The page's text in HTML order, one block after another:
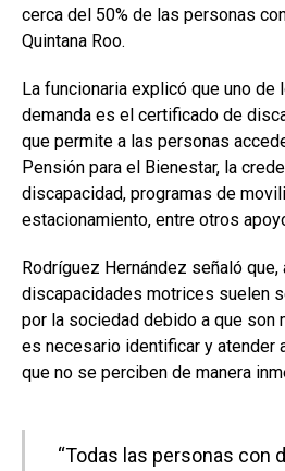
cerca del 50% de las personas
Quintana Roo.
La funcionaria explicó que uno de
demanda es el certificado de
que permite a las personas
Pensión para el Bienestar, la
discapacidad, programas de
estacionamiento, entre otros
Rodríguez Hernández señaló que,
discapacidades motrices suelen
por la sociedad debido a que son
es necesario identificar y atender
que no se perciben de manera
“Todas las personas con